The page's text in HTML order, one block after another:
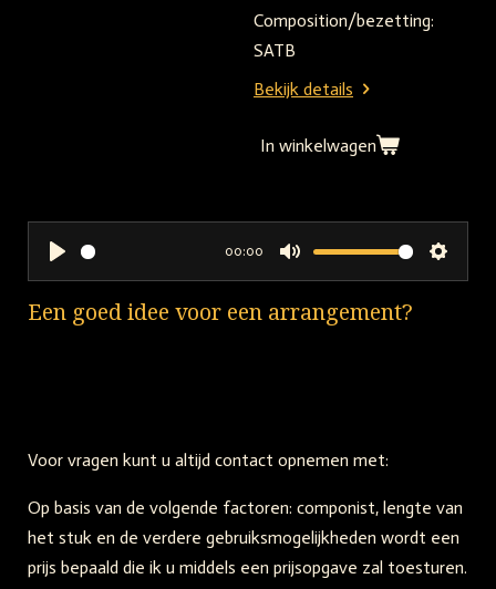
Composition/bezetting:
SATB
Bekijk details
In winkelwagen
P
l
00:00
M
u
S
Een goed idee voor een arrangement?
Voor vragen kunt u altijd contact opnemen met:
Op basis van de volgende factoren: componist, lengte van
het stuk en de verdere gebruiksmogelijkheden wordt een
prijs bepaald die ik u middels een prijsopgave zal toesturen.